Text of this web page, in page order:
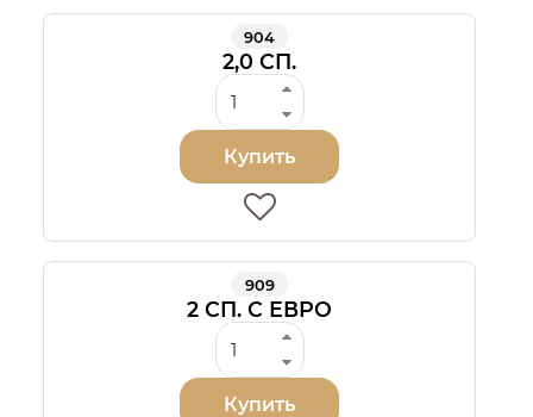
904
2,0 СП.
Купить
909
2 СП. С ЕВРО
Купить